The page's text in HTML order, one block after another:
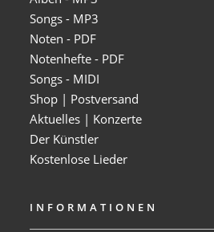
Songs - MP3
Noten - PDF
Notenhefte - PDF
Songs - MIDI
Shop | Postversand
Aktuelles | Konzerte
Der Künstler
Kostenlose Lieder
INFORMATIONEN